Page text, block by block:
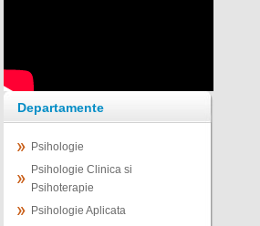
Departamente
Psihologie
Psihologie Clinica si
Psihoterapie
Psihologie Aplicata